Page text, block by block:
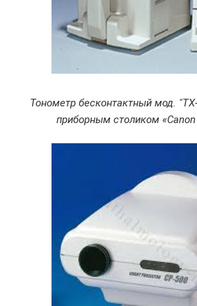
Тонометр бесконтактный мод.
приборным столиком